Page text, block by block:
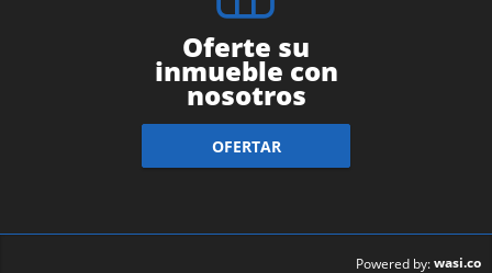
Oferte su
inmueble con
nosotros
OFERTAR
Powered by:wasi.co